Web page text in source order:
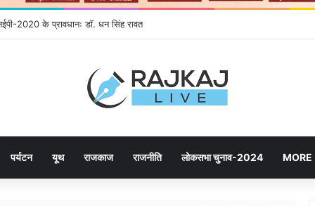
रही जनता, महायोजना-2041 पर दूसरे चरण की सुनवाई में बढ़ी भागीदारी
पर्यटन यूथ राजकाज राजनीति लोकसभा चुनाव-2024 MORE